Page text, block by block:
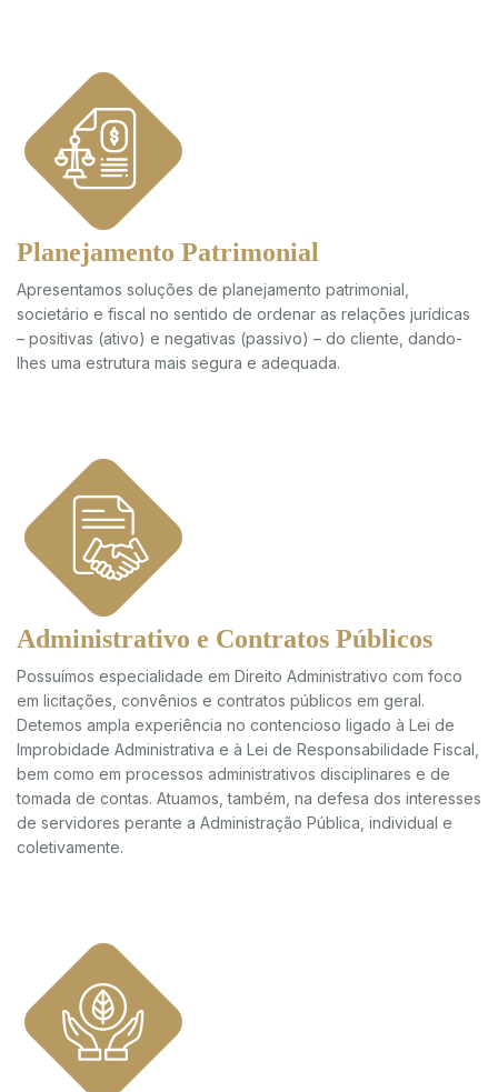
Planejamento Patrimonial
Apresentamos soluções de planejamento patrimonial,
societário e fiscal no sentido de ordenar as relações jurídicas
– positivas (ativo) e negativas (passivo) – do cliente, dando-
lhes uma estrutura mais segura e adequada.
Administrativo e Contratos Públicos
Possuímos especialidade em Direito Administrativo com foco
em licitações, convênios e contratos públicos em geral.
Detemos ampla experiência no contencioso ligado à Lei de
Improbidade Administrativa e à Lei de Responsabilidade Fiscal,
bem como em processos administrativos disciplinares e de
tomada de contas. Atuamos, também, na defesa dos interesses
de servidores perante a Administração Pública, individual e
coletivamente.